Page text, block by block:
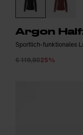
Argon
Sportlich-funktionales
€ 119,9025%